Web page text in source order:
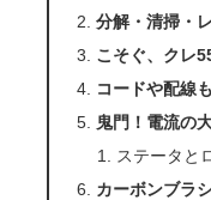
分解・清掃・
こそぐ、クレ
コードや配線
鬼門！電流の
ステータと
カーボンブラ